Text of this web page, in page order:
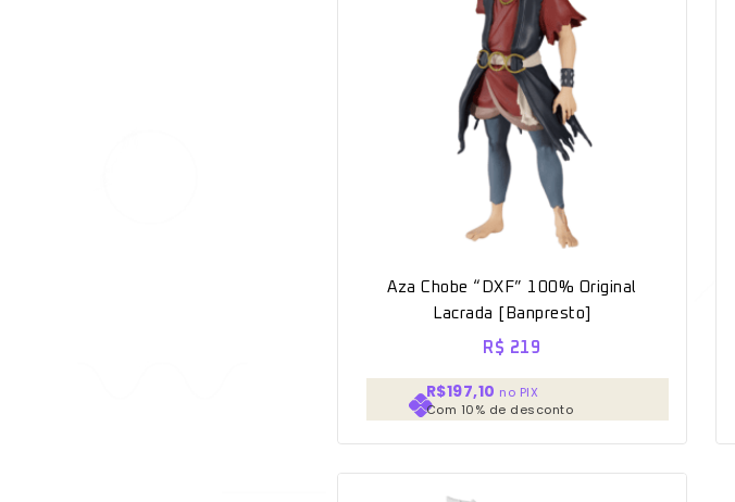
Aza Chobe “DXF” 100% Original
Lacrada [Banpresto]
R$ 219
R$197,10 no PIX
Com 10% de desconto